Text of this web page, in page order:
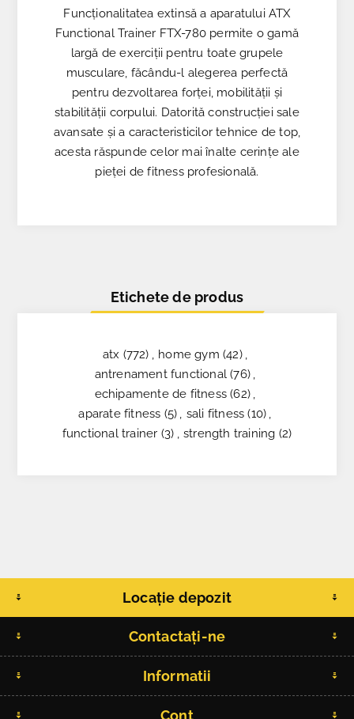
Funcționalitatea extinsă a aparatului ATX
Functional Trainer FTX-780 permite o gamă
largă de exerciții pentru toate grupele
musculare, făcându-l alegerea perfectă
pentru dezvoltarea forței, mobilității și
stabilității corpului. Datorită construcției sale
avansate și a caracteristicilor tehnice de top,
acesta răspunde celor mai înalte cerințe ale
pieței de fitness profesională.
Etichete de produs
atx (772) , home gym (42) ,
antrenament functional (76) ,
echipamente de fitness (62) ,
aparate fitness (5) , sali fitness (10) ,
functional trainer (3) , strength training (2)
Locație depozit
Contactați-ne
Informatii
Cont